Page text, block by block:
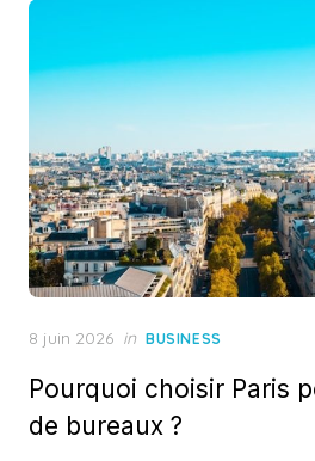
Posted
8 juin 2026 in BUSINESS
Pourquoi choisir Paris
de bureaux ?